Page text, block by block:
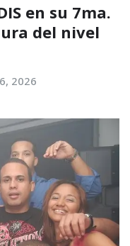
en su 7ma.
del nivel
2026